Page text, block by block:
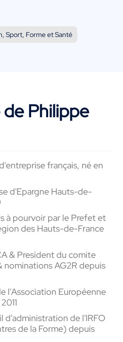
Sport, Forme et Santé
Philippe
français, né en
d'Epargne Hauts-de-
à pourvoir par le Prefet et
des Hauts-de-France
& President du comite
nominations AG2R depuis
l'Association Européenne
d'administration de l'IRFO
de la Forme) depuis